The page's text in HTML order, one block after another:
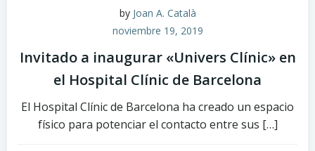
by Joan A. Català
noviembre 19, 2019
Invitado a inaugurar «Univers Clínic» en
el Hospital Clínic de Barcelona
El Hospital Clínic de Barcelona ha creado un espacio
físico para potenciar el contacto entre sus […]